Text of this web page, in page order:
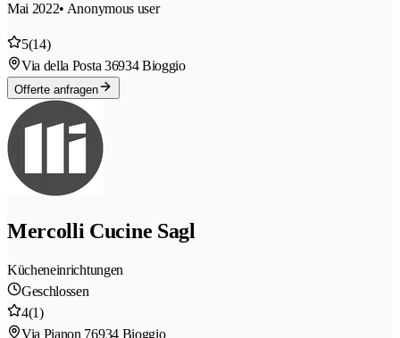
Mai 2022• Anonymous user
5(14)
Via della Posta 36934 Bioggio
Offerte anfragen
Mercolli Cucine Sagl
Kücheneinrichtungen
Geschlossen
4(1)
Via Pianon 76934 Bioggio